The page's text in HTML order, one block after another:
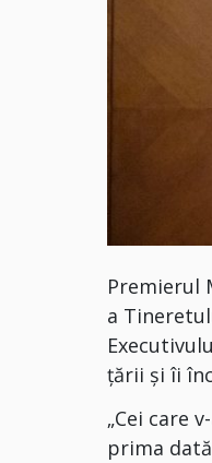
Premierul
a
țării și îi
„Cei care
prima